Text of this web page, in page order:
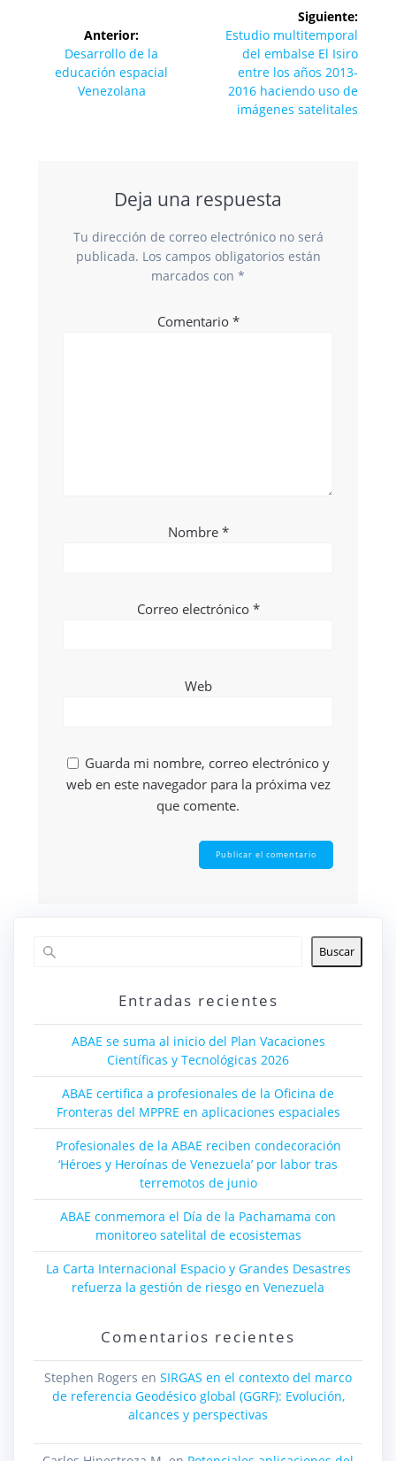
entradas
Anterior:
Entrada
anterior:
Desarrollo de la
educación espacial
Venezolana
Siguiente:
Siguiente
entrada:
Estudio multitemporal
del embalse El Isiro
entre los años 2013-
2016 haciendo uso de
imágenes satelitales
Deja una respuesta
Tu dirección de correo electrónico no será
publicada. Los campos obligatorios están
marcados con *
Comentario *
Nombre *
Correo electrónico *
Web
Guarda mi nombre, correo electrónico y
web en este navegador para la próxima vez
que comente.
Buscar
Entradas recientes
ABAE se suma al inicio del Plan Vacaciones
Científicas y Tecnológicas 2026
ABAE certifica a profesionales de la Oficina de
Fronteras del MPPRE en aplicaciones espaciales
Profesionales de la ABAE reciben condecoración
‘Héroes y Heroínas de Venezuela’ por labor tras
terremotos de junio
ABAE conmemora el Día de la Pachamama con
monitoreo satelital de ecosistemas
La Carta Internacional Espacio y Grandes Desastres
refuerza la gestión de riesgo en Venezuela
Comentarios recientes
Stephen Rogers en SIRGAS en el contexto del marco
de referencia Geodésico global (GGRF): Evolución,
alcances y perspectivas